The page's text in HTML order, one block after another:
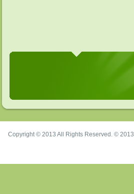
Copyright © 2013 All Rights Reserved. © 2013